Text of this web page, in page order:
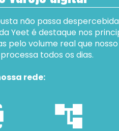
não passa
Yeet é destaque nos
pelo volume real que
todos os dias.
rede: